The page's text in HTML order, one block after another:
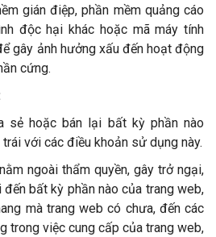
gián điệp, phần mềm quảng cáo
độc hại khác hoặc mã máy tính
gây ảnh hưởng xấu đến hoạt động
cứng.
sẻ hoặc bán lại bất kỳ phần nào
với các điều khoản sử dụng này.
ngoài thẩm quyền, gây trở ngại,
bất kỳ phần nào của trang web,
mà trang web có chưa, đến các
trong việc cung cấp của trang web,